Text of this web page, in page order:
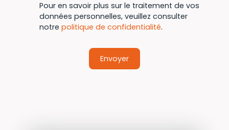
Pour en savoir plus sur le traitement de vos
données personnelles, veuillez consulter
notre politique de confidentialité.
Envoyer